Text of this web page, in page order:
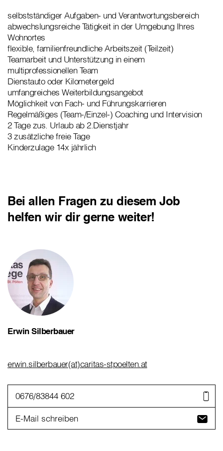
selbstständiger Aufgaben- und Verantwortungsbereich
abwechslungsreiche Tätigkeit in der Umgebung Ihres
Wohnortes
flexible, familienfreundliche Arbeitszeit (Teilzeit)
Teamarbeit und Unterstützung in einem
multiprofessionellen Team
Dienstauto oder Kilometergeld
umfangreiches Weiterbildungsangebot
Möglichkeit von Fach- und Führungskarrieren
Regelmäßiges (Team-/Einzel-) Coaching und Intervision
2 Tage zus. Urlaub ab 2.Dienstjahr
3 zusätzliche freie Tage
Kinderzulage 14x jährlich
Bei allen Fragen zu diesem Job
helfen wir dir gerne weiter!
Erwin Silberbauer
erwin.silberbauer(at)caritas-stpoelten.at
0676/83844 602
E-Mail schreiben